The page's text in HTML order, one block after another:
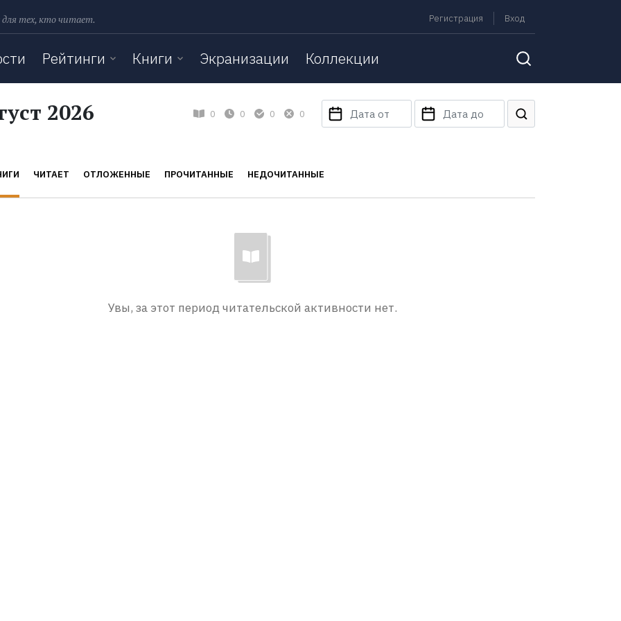
для тех, кто читает. Регистрация Вход
Рейтинги Книги Экранизации Коллекции
2026 0 0 0 0
ЧИТАЕТ ОТЛОЖЕННЫЕ ПРОЧИТАННЫЕ НЕДОЧИТАННЫЕ
Увы, за этот период читательской активности нет.